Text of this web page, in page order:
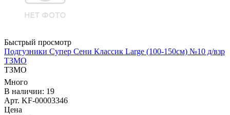
Быстрый просмотр
Подгузники Супер Сени Классик Large (100-150см) №10 д/взр
ТЗМО
ТЗМО
Много
В наличии: 19
Арт. KF-00003346
Цена